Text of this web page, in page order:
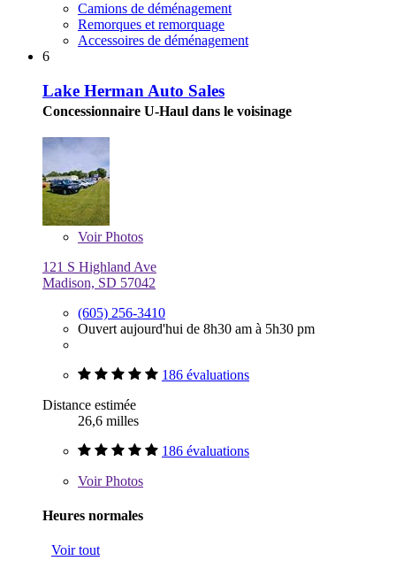
Camions de déménagement
Remorques et remorquage
Accessoires de déménagement
6
Lake Herman Auto Sales
Concessionnaire U-Haul dans le voisinage
VoirPhotos
121 S Highland Ave
Madison, SD 57042
(605) 256-3410
Ouvert aujourd'hui de 8h30 am à 5h30 pm
186 évaluations
Distance estimée
26,6 milles
186 évaluations
VoirPhotos
Heures normales
Voir tout